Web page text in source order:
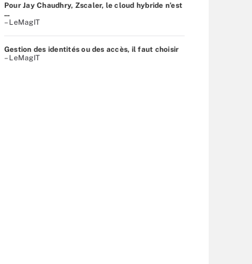
Pour Jay Chaudhry, Zscaler, le cloud hybride n’est
...
– LeMagIT
Gestion des identités ou des accès, il faut choisir
– LeMagIT